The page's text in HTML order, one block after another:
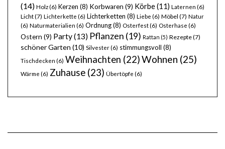
(14) Holz(6) Kerzen (8) Korbwaren (9) Körbe(11) Laternen (6)
Licht(7) Lichterkette (6) Lichterketten (8) Liebe (6) Möbel (7) Natur
(6) Naturmaterialien (6) Ordnung(8) Osterfest(6) Osterhase (6)
Ostern (9) Party(13) Pflanzen (19) Rattan (5) Rezepte(7)
schöner Garten (10) Silvester(6) stimmungsvoll (8)
Tischdecken (6) Weihnachten (22)Wohnen (25)
Wärme (6) Zuhause (23) Übertöpfe (6)